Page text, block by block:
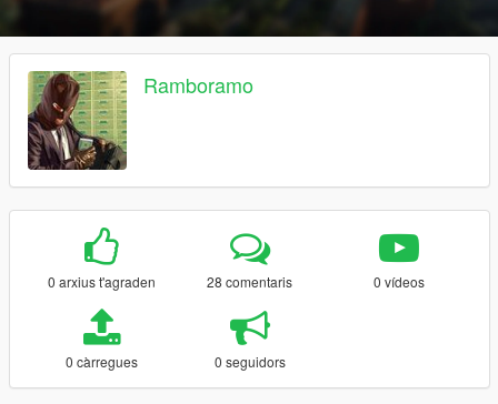
Ramboramo
0 arxius t'agraden 28 comentaris 0 vídeos
0 càrregues 0 seguidors